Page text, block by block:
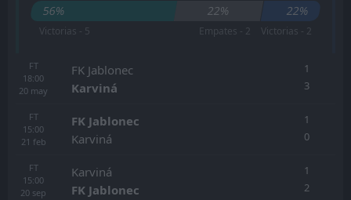
56% 22% 22%
Victorias - 5 Empates - 2 Victorias - 2
FT
18:00
20 may
FK Jablonec
Karviná
1
3
FT
15:00
21 feb
FK Jablonec
Karviná
1
0
FT
15:00
20 sep
Karviná
FK Jablonec
1
2